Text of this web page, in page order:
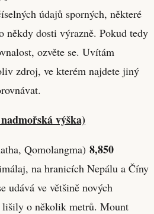
údajů sporných, některé
někdy dosti výrazně. Pokud tedy
ozvěte se. Uvítám
zdroj, ve kterém najdete jiný
výška)
Qomolangma) 8,850
na hranicích Nepálu a Číny
udává ve většině nových
lišily o několik metrů. Mount